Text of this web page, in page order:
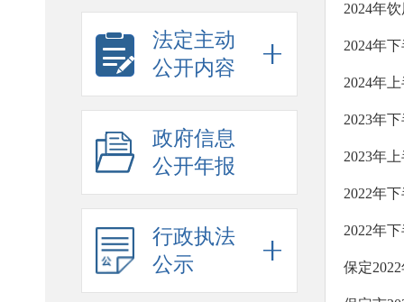
法定主动
公开内容
政府信息
公开年报
行政执法
公示
2024年
2024年
2024年
2023年
2023年
2022年
2022年
保定